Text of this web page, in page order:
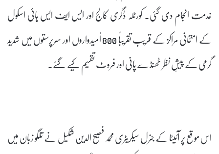
خدمت انجام دی گئی۔ کورٹلہ ڈگری کالج اور ایس ایف ایس ہائی اسکول
کے امتحانی مراکز کے قریب تقریباً 800 اُمیدواروں اور سرپرستوں میں شدید
گرمی کے پیشِ نظر ٹھنڈے پانی اور فروٹ تقسیم کیے گئے۔
اس موقع پر آئیٹا کے جنرل سیکریٹری محمد فصیح الدین شکیل نے تلگو زبان میں